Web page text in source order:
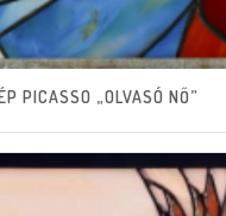
PICASSO „OLVASÓ NŐ”